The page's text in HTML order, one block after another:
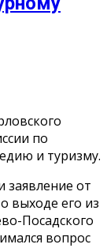
по
и туризму.
заявление от
выходе его из
Посадского
вопрос